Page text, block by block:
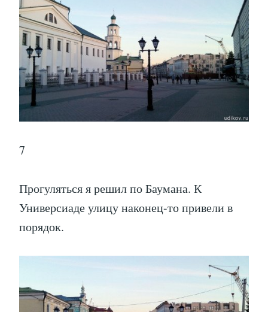
7
Прогуляться я решил по Баумана. К
Универсиаде улицу наконец-то привели в
порядок.